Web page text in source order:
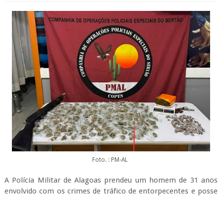
Foto. : PM-AL
A Polícia Militar de Alagoas prendeu um homem de 31 anos
envolvido com os crimes de tráfico de entorpecentes e posse